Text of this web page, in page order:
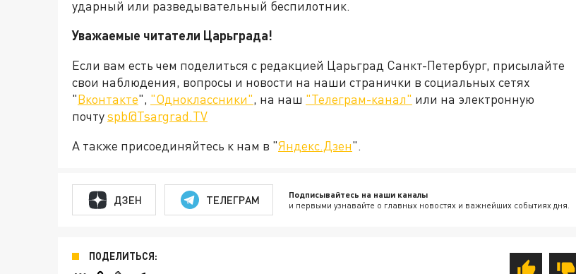
ударный или разведывательный беспилотник.
Уважаемые читатели Царьграда!
Если вам есть чем поделиться с редакцией Царьград Санкт-Петербург, присылайте
свои наблюдения, вопросы и новости на наши странички в социальных сетях
"Вконтакте", "Одноклассники", на наш "Телеграм-канал" или на электронную
почтуspb@Tsargrad.TV
А также присоединяйтесь к нам в "Яндекс.Дзен".
ДЗЕН ТЕЛЕГРАМ Подписывайтесь на наши каналы
и первыми узнавайте о главных новостях и важнейших событиях дня.
ПОДЕЛИТЬСЯ: